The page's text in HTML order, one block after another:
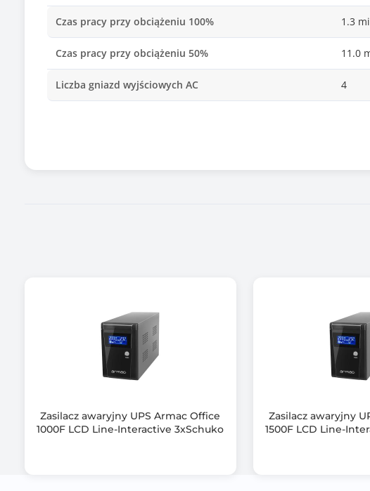
Czas pracy przy obciążeniu 100% 1.3
Czas pracy przy obciążeniu 50% 11.0
Liczba gniazd wyjściowych AC 4
Interfejs komunikacyjny USB
Dołączone oprogramowanie
Wymiary [G x S x W] (mm) 452 x
Zasilacz awaryjny UPS Armac Office
1000F LCD Line-Interactive 3xSchuko
Zasilacz awaryjny
1500F LCD Line-